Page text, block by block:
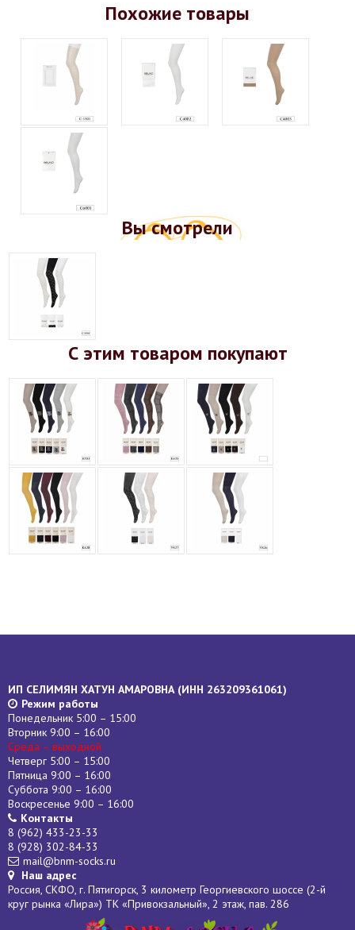
Похожие товары
Вы смотрели
С этим товаром покупают
ИП СЕЛИМЯН ХАТУН АМАРОВНА (ИНН 263209361061)
Режим работы
Понедельник 5:00 – 15:00
Вторник 9:00 – 16:00
Среда – выходной
Четверг 5:00 – 15:00
Пятница 9:00 – 16:00
Суббота 9:00 – 16:00
Воскресенье 9:00 – 16:00
Контакты
8 (962) 433-23-33
8 (928) 302-84-33
mail@bnm-socks.ru
Наш адрес
Россия, СКФО, г. Пятигорск, 3 километр Георгиевского шоссе (2-й
круг рынка «Лира») ТК «Привокзальный», 2 этаж, пав. 286